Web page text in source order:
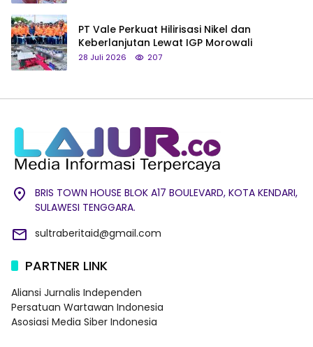
PT Vale Perkuat Hilirisasi Nikel dan
Keberlanjutan Lewat IGP Morowali
28 Juli 2026 207
BRIS TOWN HOUSE BLOK A17 BOULEVARD, KOTA KENDARI,
SULAWESI TENGGARA.
sultraberitaid@gmail.com
PARTNER LINK
Aliansi Jurnalis Independen
Persatuan Wartawan Indonesia
Asosiasi Media Siber Indonesia